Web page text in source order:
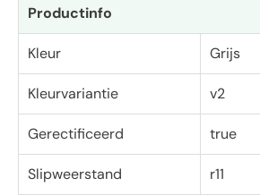
Productinfo
Kleur Grijs
Kleurvariantie v2
Gerectificeerd true
Slipweerstand r11